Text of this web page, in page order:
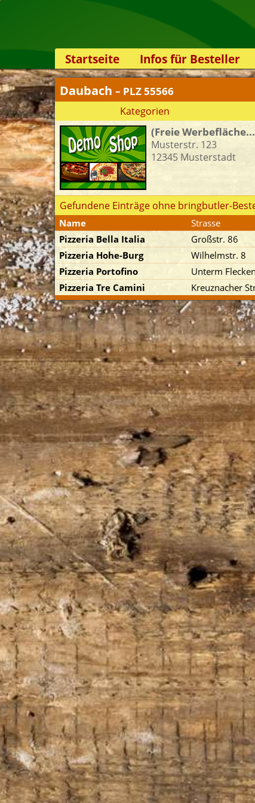
Startseite
Infos für Besteller
Lieferservice-App
Weiterempfehlen
Newsletter
Sicherheit
Kontakt
zuerst)
Daubach – PLZ 55566
Kategorien
(Freie
Musterstr. 123
12345 Musterstadt
Gefundene Einträge ohne bringbutler-
Name Strasse
Pizzeria Bella Italia
Großstr. 86
Pizzeria Hohe-Burg
Wilhelmstr. 8
Pizzeria Portofino
Unterm
Pizzeria Tre Camini
Kreuznacher